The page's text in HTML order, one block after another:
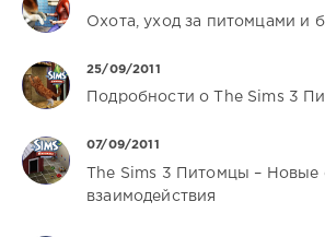
Охота, уход за питомцами и
25/09/2011
Подробности о The Sims 3
07/09/2011
The Sims 3 Питомцы – Новые
взаимодействия